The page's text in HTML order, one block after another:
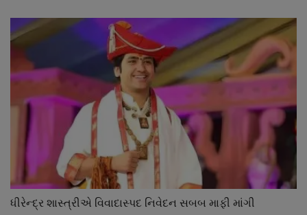
ધીરેન્દ્ર શાસ્ત્રીએ વિવાદાસ્પદ નિવેદન સબબ માફી માંગી